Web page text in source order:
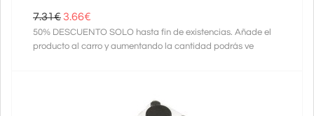
7.31€3.66€
50% DESCUENTO SOLO hasta fin de existencias. Añade el
producto al carro y aumentando la cantidad podrás ve